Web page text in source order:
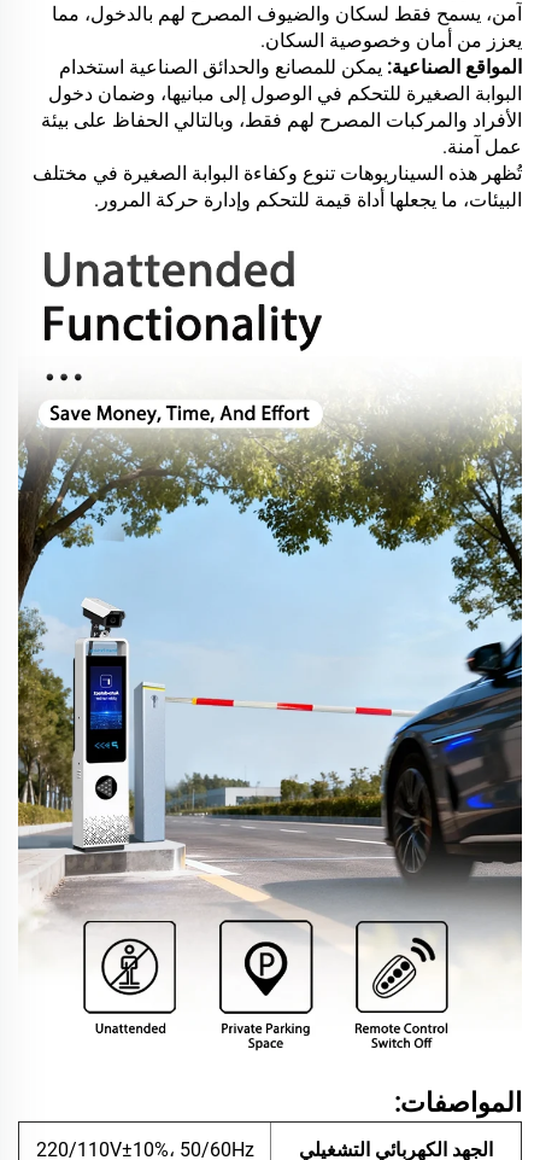
آمن، يسمح فقط لسكان والضيوف المصرح لهم بالدخول، مما
يعزز من أمان وخصوصية السكان.
المواقع الصناعية: يمكن للمصانع والحدائق الصناعية استخدام
البوابة الصغيرة للتحكم في الوصول إلى مبانيها، وضمان دخول
الأفراد والمركبات المصرح لهم فقط، وبالتالي الحفاظ على بيئة
عمل آمنة.
تُظهر هذه السيناريوهات تنوع وكفاءة البوابة الصغيرة في مختلف
البيئات، ما يجعلها أداة قيمة للتحكم وإدارة حركة المرور.
المواصفات:
الجهد الكهربائي التشغيلي 220/110V±10%، 50/60Hz